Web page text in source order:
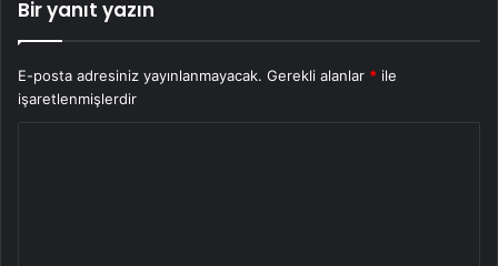
Bir yanıt yazın
E-posta adresiniz yayınlanmayacak. Gerekli alanlar * ile
işaretlenmişlerdir